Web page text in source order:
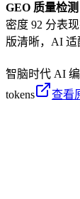
GEO 质量检测
密度 92 分表
版清晰，AI 适
智脑时代 AI
tokens
查看